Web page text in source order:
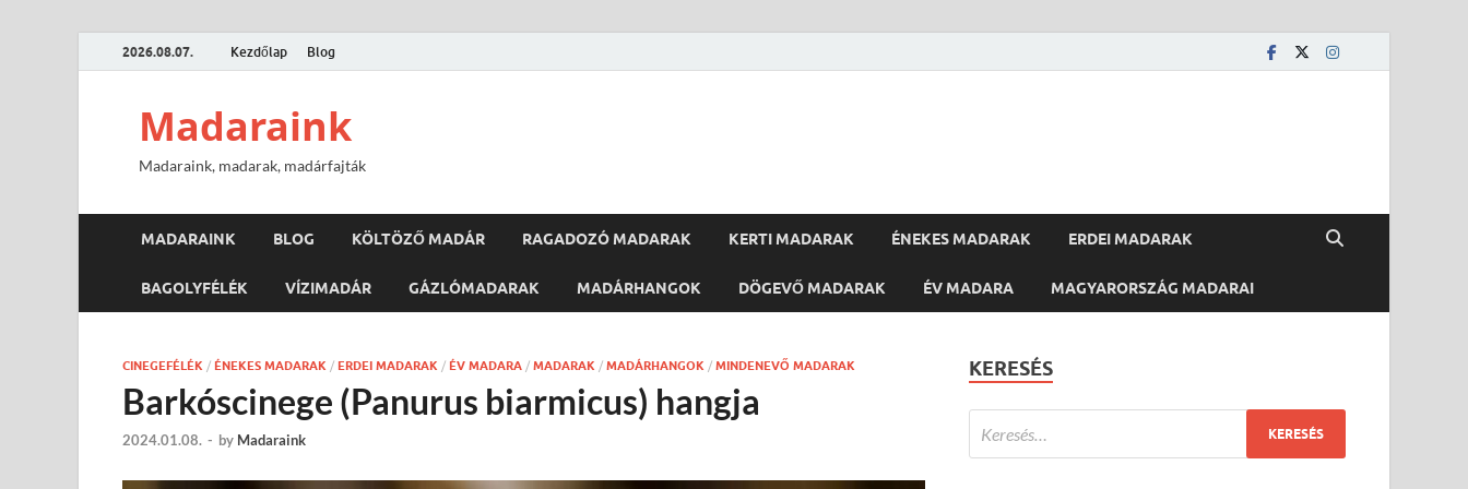
2026.08.07. Kezdőlap Blog
Madaraink
Madaraink, madarak, madárfajták
MADARAINK BLOG KÖLTÖZŐ MADÁR RAGADOZÓ MADARAK KERTI MADARAK ÉNEKES MADARAK ERDEI MADARAK
BAGOLYFÉLÉK VÍZIMADÁR GÁZLÓMADARAK MADÁRHANGOK DÖGEVŐ MADARAK ÉV MADARA MAGYARORSZÁG MADARAI
CINEGEFÉLÉK / ÉNEKES MADARAK / ERDEI MADARAK / ÉV MADARA / MADARAK / MADÁRHANGOK / MINDENEVŐ MADARAK
Barkóscinege (Panurus biarmicus) hangja
2024.01.08. - by Madaraink
KERESÉS